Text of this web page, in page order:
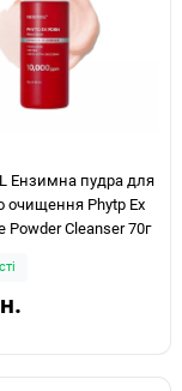
Ензимна пудра для
очищення Phytp Ex
Powder Cleanser 70г